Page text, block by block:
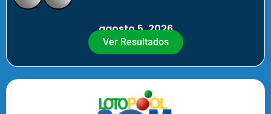
agosto 5, 2026
Ver Resultados